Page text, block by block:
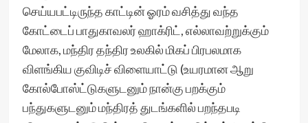
செய்யபட்டிருந்த காட்டின் ஓரம் வசித்து வந்த
கோட்டைப் பாதுகாவலர் ஹாக்ரிட், எல்லாவற்றுக்கும்
மேலாக, மந்திர தந்திர உலகில் மிகப் பிரபலமாக
விளங்கிய குவிடிச் விளையாட்டு (உயரமான ஆறு
கோல்போஸ்ட்டுகளுடனும் நான்கு பறக்கும்
பந்துகளுடனும் மந்திரத் துடங்களில் பறந்தபடி